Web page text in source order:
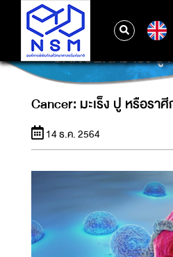
CANCER: มะเร็ง
Cancer: มะเร็ง ปู หรือรา
14 ธ.ค. 2564